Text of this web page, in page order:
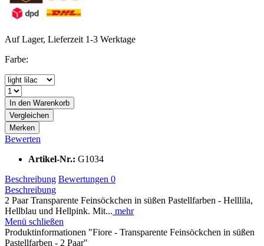
Auf Lager, Lieferzeit 1-3 Werktage
Farbe:
In den Warenkorb
Vergleichen
Merken
Bewerten
Artikel-Nr.: G1034
Beschreibung Bewertungen 0
Beschreibung
2 Paar Transparente Feinsöckchen in süßen Pastellfarben - Helllila,
Hellblau und Hellpink. Mit... mehr
Menü schließen
Produktinformationen "Fiore - Transparente Feinsöckchen in süßen
Pastellfarben - 2 Paar"